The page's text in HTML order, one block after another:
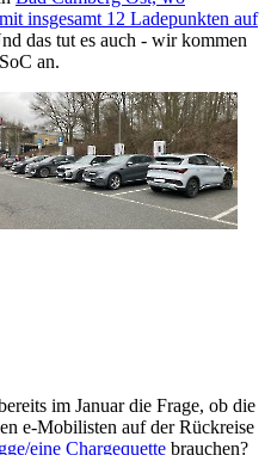
insgesamt 12 Ladepunkten auf
das tut es auch - wir kommen
an.
im Januar die Frage, ob die
e-Mobilisten auf der Rückreise
eine Chargequette brauchen?